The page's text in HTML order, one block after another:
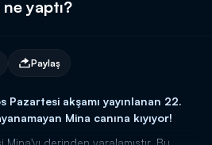
yaptı?
Paylaş
akşamı yayınlanan 22.
Mina canına kıyıyor!
derinden yaralamıştır. Bu